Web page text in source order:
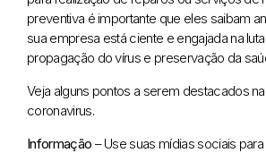
preventiva é importante que eles saibam
sua empresa está ciente e engajada na
propagação do vírus e preservação da
Veja alguns pontos a serem destacados
coronavirus.
Informação – Use suas mídias sociais